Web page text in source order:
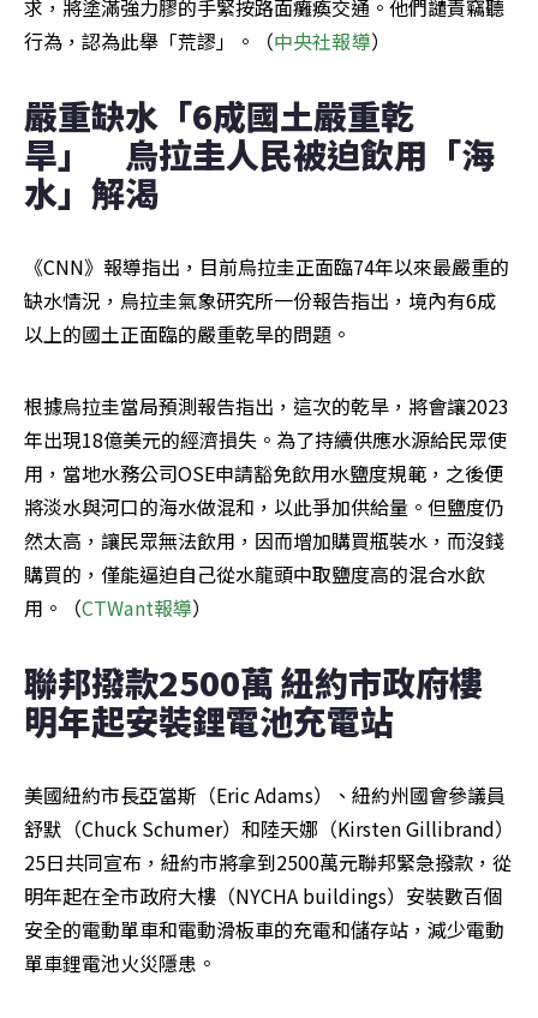
求，將塗滿強力膠的手緊按路面癱瘓交通。他們譴責竊聽
行為，認為此舉「荒謬」。（中央社報導）
嚴重缺水「6成國土嚴重乾
旱」　烏拉圭人民被迫飲用「海
水」解渴
《CNN》報導指出，目前烏拉圭正面臨74年以來最嚴重的
缺水情況，烏拉圭氣象研究所一份報告指出，境內有6成
以上的國土正面臨的嚴重乾旱的問題。
根據烏拉圭當局預測報告指出，這次的乾旱，將會讓2023
年出現18億美元的經濟損失。為了持續供應水源給民眾使
用，當地水務公司OSE申請豁免飲用水鹽度規範，之後便
將淡水與河口的海水做混和，以此爭加供給量。但鹽度仍
然太高，讓民眾無法飲用，因而增加購買瓶裝水，而沒錢
購買的，僅能逼迫自己從水龍頭中取鹽度高的混合水飲
用。（CTWant報導）
聯邦撥款2500萬 紐約市政府樓
明年起安裝鋰電池充電站
美國紐約市長亞當斯（Eric Adams）、紐約州國會參議員
舒默（Chuck Schumer）和陸天娜（Kirsten Gillibrand）
25日共同宣布，紐約市將拿到2500萬元聯邦緊急撥款，從
明年起在全市政府大樓（NYCHA buildings）安裝數百個
安全的電動單車和電動滑板車的充電和儲存站，減少電動
單車鋰電池火災隱患。